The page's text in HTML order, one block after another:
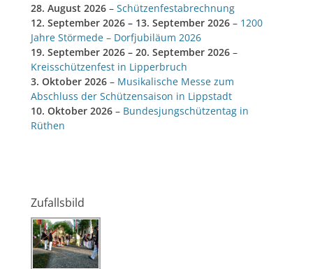
28. August 2026 – Schützenfestabrechnung
12. September 2026 – 13. September 2026 – 1200
Jahre Störmede – Dorfjubiläum 2026
19. September 2026 – 20. September 2026 –
Kreisschützenfest in Lipperbruch
3. Oktober 2026 – Musikalische Messe zum
Abschluss der Schützensaison in Lippstadt
10. Oktober 2026 – Bundesjungschützentag in
Rüthen
Zufallsbild